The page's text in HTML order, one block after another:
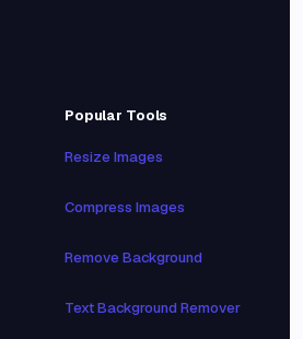
Popular Tools
Resize Images
Compress Images
Remove Background
Text Background Remover